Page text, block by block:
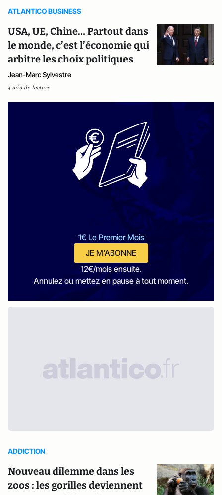
ATLANTICO BUSINESS
USA, UE, Chine… Partout dans
le monde, c’est l’économie qui
arbitre les choix politiques
Jean-Marc Sylvestre
4 min de lecture
1€ Le Premier Mois
JE M'ABONNE
12€/mois ensuite.
Annulez ou mettez en pause à tout moment.
ADDICTION
Nouveau dilemme dans les
zoos : les gorilles deviennent